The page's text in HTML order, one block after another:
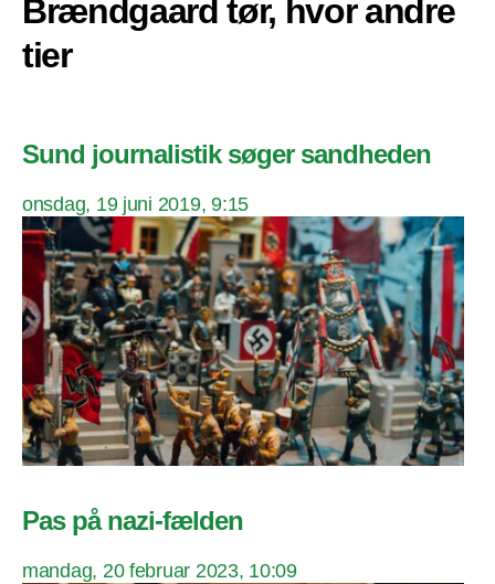
Brændgaard tør, hvor andre
tier
Sund journalistik søger sandheden
onsdag, 19 juni 2019, 9:15
Pas på nazi-fælden
mandag, 20 februar 2023, 10:09